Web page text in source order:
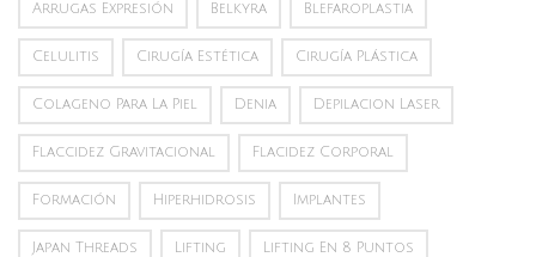
Arrugas Expresión Belkyra Blefaroplastia
Celulitis Cirugía Estética Cirugía Plástica
Colageno Para La Piel Denia Depilacion Laser
Flaccidez Gravitacional Flacidez Corporal
Formación Hiperhidrosis Implantes
Japan Threads Lifting Lifting En 8 Puntos